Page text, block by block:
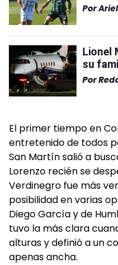
Por
Lionel
su
Por
El primer tiempo en
entretenido de todos
San Martín salió a
Lorenzo recién se
Verdinegro fue más
posibilidad en varias
Diego García y de
tuvo la más clara
alturas y definió a un
apenas ancha.